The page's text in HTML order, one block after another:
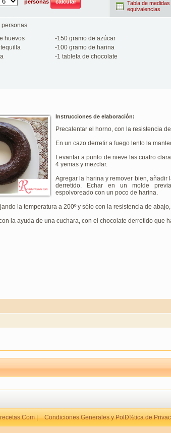
personas
Tabla de
equivalencias
personas
huevos -150 gramo de azúcar
-100 gramo de harina
-1 tableta de chocolate
Instrucciones de elaboración:
Precalentar el horno, con la resistencia
En un cazo derretir a fuego lento la
Levantar a punto de nieve las cuatro
4 yemas y mezclar.
Agregar la harina y remover bien, añadir
derretido. Echar en un molde
espolvoreado con un poco de harina.
la temperatura a 200º y sólo con la resistencia de
la ayuda de una cuchara, con el chocolate derretido que
| Condiciones Generales y PolÐ½tica de